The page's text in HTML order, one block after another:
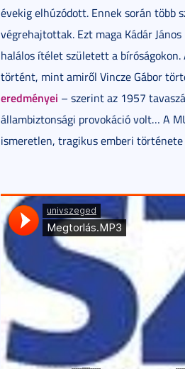
évekig elhúzódott. Ennek során több
végrehajtottak. Ezt maga Kádár
halálos ítélet született a
történt, mint amiről Vincze Gábor
eredményei – szerint az 1957
állambiztonsági provokáció volt… A
ismeretlen, tragikus emberi